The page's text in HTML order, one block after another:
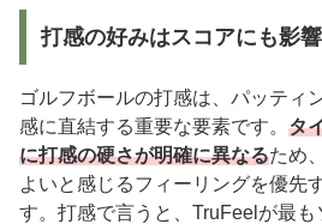
打感の好みはスコアにも影
ゴルフボールの打感は、パッティ
感に直結する重要な要素です。 タ
に打感の硬さが明確に異なるため
よいと感じるフィーリングを優先
す。打感で言うと、TruFeelが最